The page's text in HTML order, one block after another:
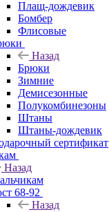
Плащ-дождевик
Бомбер
Флисовые
Назад
Брюки
Зимние
Демисезонные
Полукомбинезоны
Штаны
Штаны-дождевик
сертификат
Назад
68-92
Назад